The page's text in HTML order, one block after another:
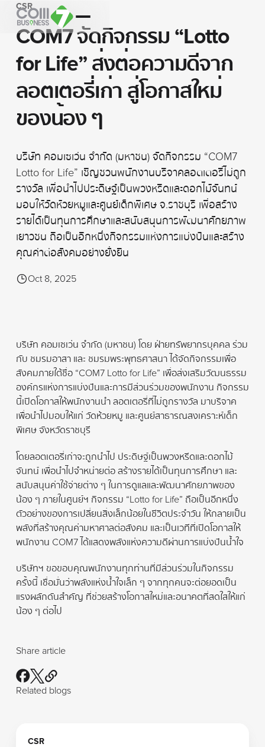
CSR
COM7 จัดกิจกรรม “Lotto
for Life” ส่งต่อความดีจาก
ลอตเตอรี่เก่า สู่โอกาสใหม่
ของน้อง ๆ
บริษัท คอมเซเว่น จำกัด (มหาชน) จัดกิจกรรม “COM7
Lotto for Life” เชิญชวนพนักงานบริจาคลอตเตอรี่ไม่ถูก
รางวัล เพื่อนำไปประดิษฐ์เป็นพวงหรีดและดอกไม้จันทน์
มอบให้วัดห้วยหมูและศูนย์เด็กพิเศษ จ.ราชบุรี เพื่อสร้าง
รายได้เป็นทุนการศึกษาและสนับสนุนการพัฒนาศักยภาพ
เยาวชน ถือเป็นอีกหนึ่งกิจกรรมแห่งการแบ่งปันและสร้าง
คุณค่าต่อสังคมอย่างยั่งยืน
Oct 8, 2025
บริษัท คอมเซเว่น จำกัด (มหาชน) โดย ฝ่ายทรัพยากรบุคคล ร่วม
กับ ชมรมอาสา และ ชมรมพระพุทธศาสนา ได้จัดกิจกรรมเพื่อ
สังคมภายใต้ชื่อ “COM7 Lotto for Life” เพื่อส่งเสริมวัฒนธรรม
องค์กรแห่งการแบ่งปันและการมีส่วนร่วมของพนักงาน กิจกรรม
นี้เปิดโอกาสให้พนักงานนำ ลอตเตอรี่ที่ไม่ถูกรางวัล มาบริจาค
เพื่อนำไปมอบให้แก่ วัดห้วยหมู และศูนย์สาธารณสงเคราะห์เด็ก
พิเศษ จังหวัดราชบุรี
โดยลอตเตอรี่เก่าจะถูกนำไป ประดิษฐ์เป็นพวงหรีดและดอกไม้
จันทน์ เพื่อนำไปจำหน่ายต่อ สร้างรายได้เป็นทุนการศึกษา และ
สนับสนุนค่าใช้จ่ายต่าง ๆ ในการดูแลและพัฒนาศักยภาพของ
น้อง ๆ ภายในศูนย์ฯ กิจกรรม “Lotto for Life” ถือเป็นอีกหนึ่ง
ตัวอย่างของการเปลี่ยนสิ่งเล็กน้อยในชีวิตประจำวัน ให้กลายเป็น
พลังที่สร้างคุณค่ามหาศาลต่อสังคม และเป็นเวทีที่เปิดโอกาสให้
พนักงาน COM7 ได้แสดงพลังแห่งความดีผ่านการแบ่งปันน้ำใจ
บริษัทฯ ขอขอบคุณพนักงานทุกท่านที่มีส่วนร่วมในกิจกรรม
ครั้งนี้ เชื่อมั่นว่าพลังแห่งน้ำใจเล็ก ๆ จากทุกคนจะต่อยอดเป็น
แรงผลักดันสำคัญ ที่ช่วยสร้างโอกาสใหม่และอนาคตที่สดใสให้แก่
น้อง ๆ ต่อไป
Share article
Related blogs
CSR